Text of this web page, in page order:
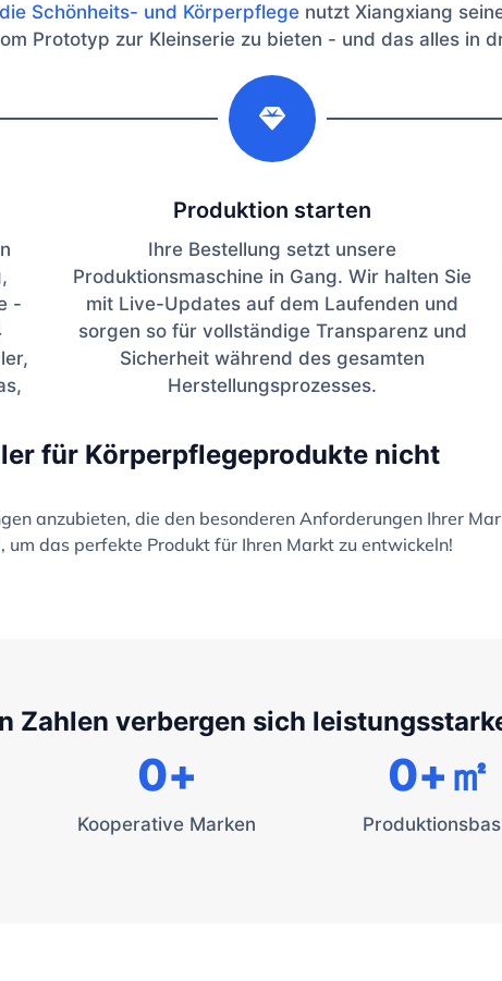
Schönheits- und Körperpflegenutzt Xiangxiang
Prototyp zur Kleinserie zu bieten - und das alles in
-
Produktion starten
Ihre Bestellung setzt unsere
Produktionsmaschine in Gang. Wir halten Sie
mit Live-Updates auf dem Laufenden und
sorgen so für vollständige Transparenz und
Sicherheit während des gesamten
Herstellungsprozesses.
für Körperpflegeprodukte nicht
anzubieten, die den besonderen Anforderungen Ihrer
das perfekte Produkt für Ihren Markt zu entwickeln!
Zahlen verbergen sich
Kooperative Marken
0+ 0+㎡